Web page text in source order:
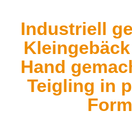
Industriell
Hand
Teigling in